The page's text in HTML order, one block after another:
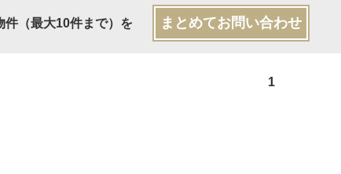
件（最大10件まで）を まとめてお問い合わせ
1